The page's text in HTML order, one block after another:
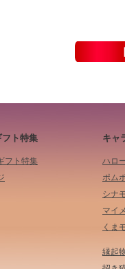
ト特集 キャ
フト特集
ハロ
ポム
シナ
マイ
くま
縁起